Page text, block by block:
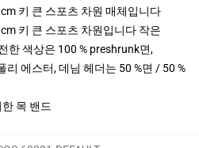
키 큰 스포츠 차원 매체입니다
키 큰 스포츠 차원입니다 작은
한 색상은 100 % preshrunk면,
리 에스터, 데님 헤더는 50 %면 / 50 %
목 밴드